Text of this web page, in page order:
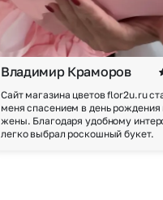
Владимир Краморов
Сайт магазина цветов flor2u.ru
меня спасением в день
жены. Благодаря удобному
легко выбрал роскошный букет.